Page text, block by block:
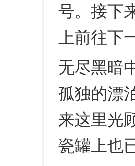
号。接下
上前往下
无尽黑暗
孤独的漂
来这里光
瓷罐上也